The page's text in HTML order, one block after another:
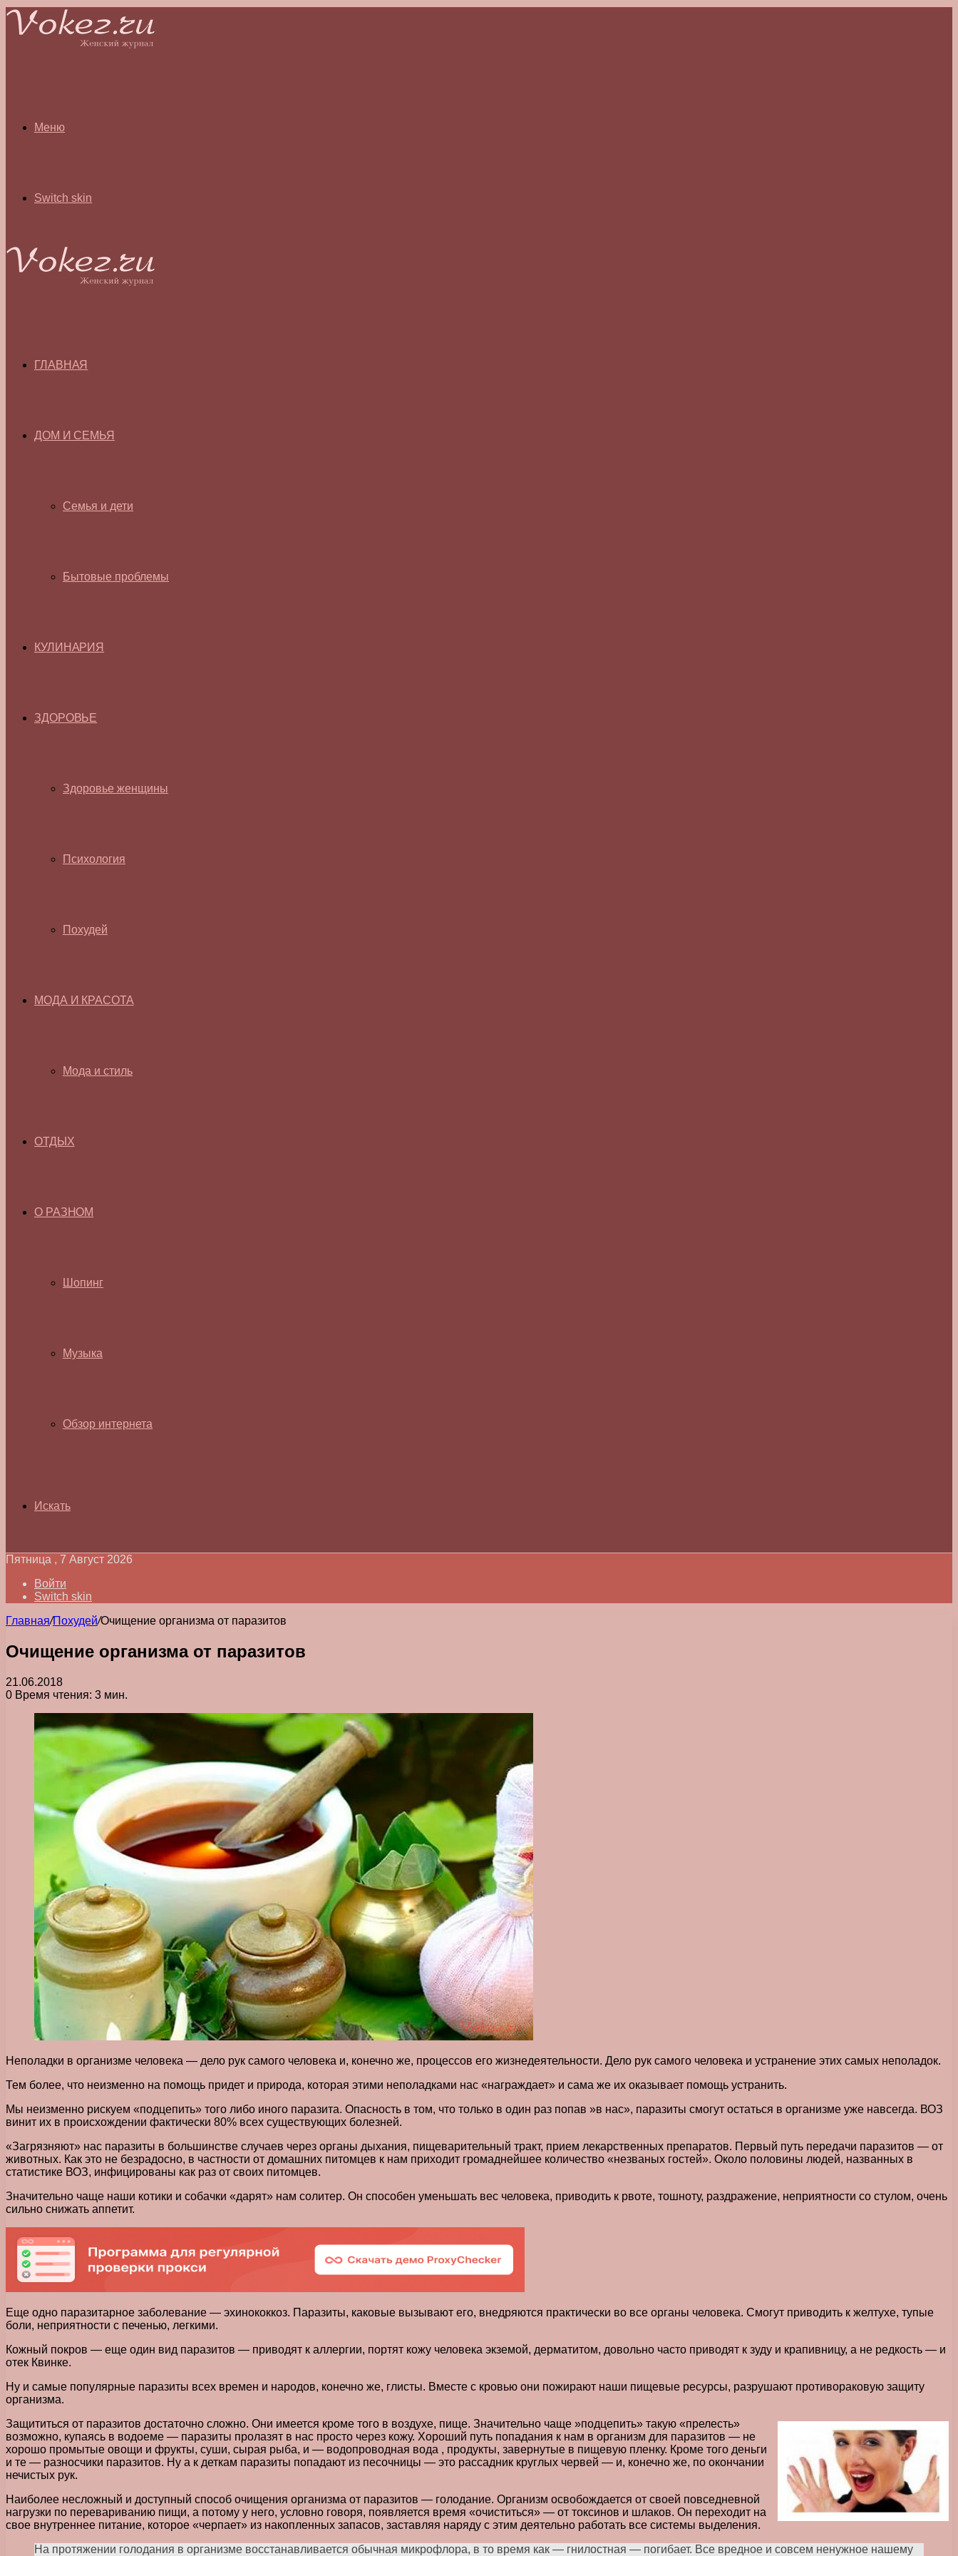
Меню
Switch skin
ГЛАВНАЯ
ДОМ И СЕМЬЯ
Семья и дети
Бытовые проблемы
КУЛИНАРИЯ
ЗДОРОВЬЕ
Здоровье женщины
Психология
Похудей
МОДА И КРАСОТА
Мода и стиль
ОТДЫХ
О РАЗНОМ
Шопинг
Музыка
Обзор интернета
Искать
Пятница , 7 Август 2026
Войти
Switch skin
Главная/Похудей/Очищение организма от паразитов
Очищение организма от паразитов
21.06.2018
0 Время чтения: 3 мин.
Неполадки в организме человека — дело рук самого человека и, конечно же, процессов его жизнедеятельности. Дело рук самого человека и устранение этих самых неполадок.
Тем более, что неизменно на помощь придет и природа, которая этими неполадками нас «награждает» и сама же их оказывает помощь устранить.
Мы неизменно рискуем «подцепить» того либо иного паразита. Опасность в том, что только в один раз попав »в нас», паразиты смогут остаться в организме уже навсегда. ВОЗ
винит их в происхождении фактически 80% всех существующих болезней.
«Загрязняют» нас паразиты в большинстве случаев через органы дыхания, пищеварительный тракт, прием лекарственных препаратов. Первый путь передачи паразитов — от
животных. Как это не безрадосно, в частности от домашних питомцев к нам приходит громаднейшее количество «незваных гостей». Около половины людей, названных в
статистике ВОЗ, инфицированы как раз от своих питомцев.
Значительно чаще наши котики и собачки «дарят» нам солитер. Он способен уменьшать вес человека, приводить к рвоте, тошноту, раздражение, неприятности со стулом, очень
сильно снижать аппетит.
Еще одно паразитарное заболевание — эхинококкоз. Паразиты, каковые вызывают его, внедряются практически во все органы человека. Смогут приводить к желтухе, тупые
боли, неприятности с печенью, легкими.
Кожный покров — еще один вид паразитов — приводят к аллергии, портят кожу человека экземой, дерматитом, довольно часто приводят к зуду и крапивницу, а не редкость — и
отек Квинке.
Ну и самые популярные паразиты всех времен и народов, конечно же, глисты. Вместе с кровью они пожирают наши пищевые ресурсы, разрушают противораковую защиту
организма.
Защититься от паразитов достаточно сложно. Они имеется кроме того в воздухе, пище. Значительно чаще »подцепить» такую «прелесть»
возможно, купаясь в водоеме — паразиты пролазят в нас просто через кожу. Хороший путь попадания к нам в организм для паразитов — не
хорошо промытые овощи и фрукты, суши, сырая рыба, и — водопроводная вода , продукты, завернутые в пищевую пленку. Кроме того деньги
и те — разносчики паразитов. Ну а к деткам паразиты попадают из песочницы — это рассадник круглых червей — и, конечно же, по окончании
нечистых рук.
Наиболее несложный и доступный способ очищения организма от паразитов — голодание. Организм освобождается от своей повседневной
нагрузки по перевариванию пищи, а потому у него, условно говоря, появляется время «очиститься» — от токсинов и шлаков. Он переходит на
свое внутреннее питание, которое «черпает» из накопленных запасов, заставляя наряду с этим деятельно работать все системы выделения.
На протяжении голодания в организме восстанавливается обычная микрофлора, в то время как — гнилостная — погибает. Все вредное и совсем ненужное нашему